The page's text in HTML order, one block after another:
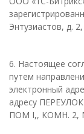
Энтузиастов, д.
6. Настоящее
путем
электронный
адресу
ПОМ I,, КОМН. 2,